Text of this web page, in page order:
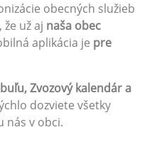
obecných služieb
už aj naša obec
aplikácia je pre
Zvozový kalendár a
dozviete všetky
nás v obci.